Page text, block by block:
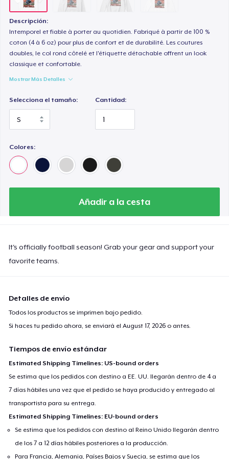
Descripción:
Intemporel et fiable à porter au quotidien. Fabriqué à partir de 100 %
coton (4 à 6 oz) pour plus de confort et de durabilité. Les coutures
doubles, le col rond côtelé et l'étiquette détachable offrent un look
classique et confortable.
Mostrar Más Detalles
Selecciona el tamaño: Cantidad:
Colores:
Añadir a la cesta
It's officially football season! Grab your gear and support your
favorite teams.
Detalles de envío
Todos los productos se imprimen bajo pedido.
Si haces tu pedido ahora, se enviará elAugust 17, 2026 o antes.
Tiempos de envío estándar
Estimated Shipping Timelines: US-bound orders
Se estima que los pedidos con destino a EE. UU. llegarán dentro de 4 a
7 días hábiles una vez que el pedido se haya producido y entregado al
transportista para su entrega.
Estimated Shipping Timelines: EU-bound orders
Se estima que los pedidos con destino al Reino Unido llegarán dentro
de los 7 a 12 días hábiles posteriores a la producción.
Para Francia, Alemania, Países Bajos y Suecia, se estima que los